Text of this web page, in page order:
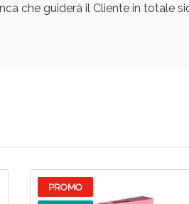
che guiderà il Cliente in totale
PROMO